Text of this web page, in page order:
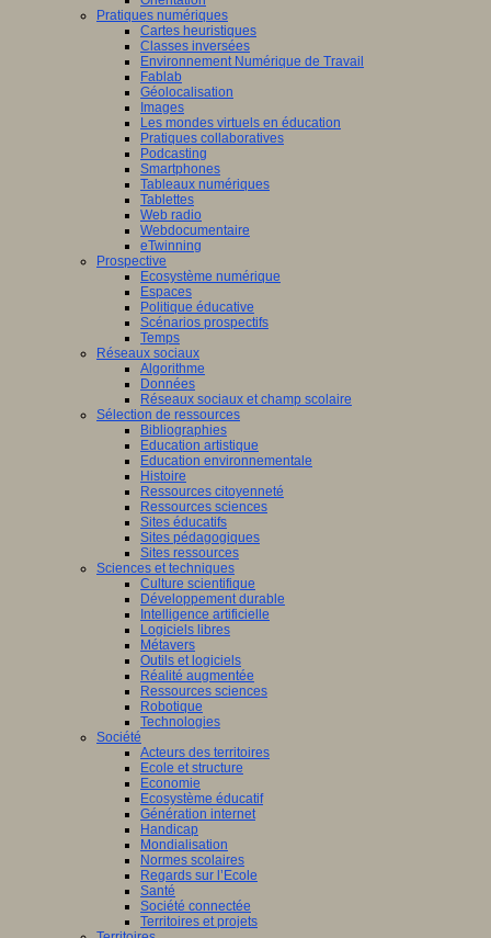
Pratiques numériques
Cartes heuristiques
Classes inversées
Environnement Numérique de Travail
Fablab
Géolocalisation
Images
Les mondes virtuels en éducation
Pratiques collaboratives
Podcasting
Smartphones
Tableaux numériques
Tablettes
Web radio
Webdocumentaire
eTwinning
Prospective
Ecosystème numérique
Espaces
Politique éducative
Scénarios prospectifs
Temps
Réseaux sociaux
Algorithme
Données
Réseaux sociaux et champ scolaire
Sélection de ressources
Bibliographies
Education artistique
Education environnementale
Histoire
Ressources citoyenneté
Ressources sciences
Sites éducatifs
Sites pédagogiques
Sites ressources
Sciences et techniques
Culture scientifique
Développement durable
Intelligence artificielle
Logiciels libres
Métavers
Outils et logiciels
Réalité augmentée
Ressources sciences
Robotique
Technologies
Société
Acteurs des territoires
Ecole et structure
Economie
Ecosystème éducatif
Génération internet
Handicap
Mondialisation
Normes scolaires
Regards sur l’Ecole
Santé
Société connectée
Territoires et projets